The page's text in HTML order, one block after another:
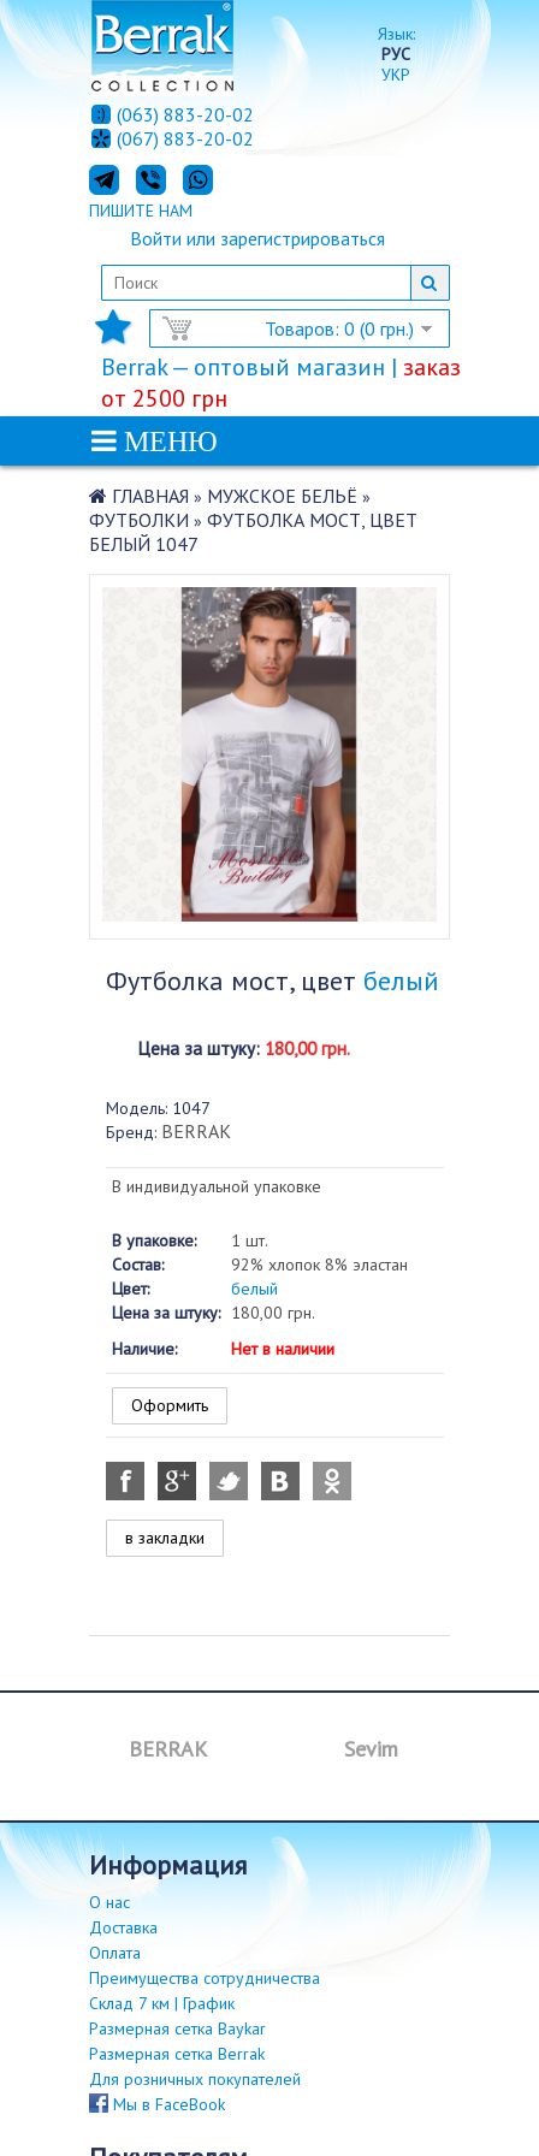
Язык:
РУС
УКР
Товаров: 0 (0 грн.)
Войти или зарегистрироваться
(063) 883-20-02
(067) 883-20-02
ПИШИТЕ НАМ
Berrak — оптовый магазин | заказ
от 2500 грн
МЕНЮ
ГЛАВНАЯ » МУЖСКОЕ БЕЛЬЁ »
ФУТБОЛКИ » ФУТБОЛКА МОСТ, ЦВЕТ
БЕЛЫЙ 1047
Футболка мост, цвет белый
Цена за штуку: 180,00 грн.
Модель: 1047
Бренд: BERRAK
В индивидуальной упаковке
В упаковке:
1 шт.
Состав:
92% хлопок 8% эластан
Цвет:
белый
Цена за штуку: 180,00 грн.
Наличие:
Нет в наличии
Оформить
в закладки
BERRAK Sevim
информация
О нас
Доставка
Оплата
Преимущества сотрудничества
Склад 7 км | График
Размерная сетка Baykar
Размерная сетка Berrak
Для розничных покупателей
Мы в FaceBook